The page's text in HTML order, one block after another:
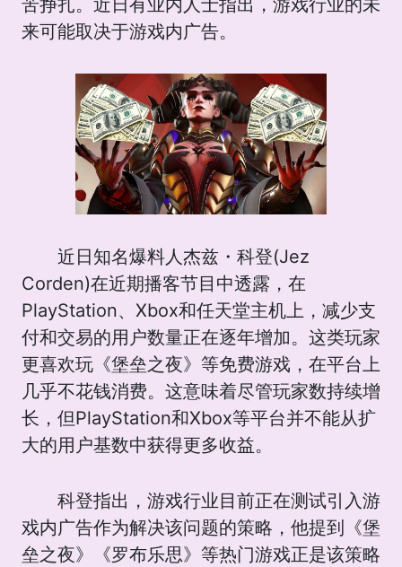
苦挣扎。近日有业内人士指出，游戏行业的未
来可能取决于游戏内广告。
近日知名爆料人杰兹・科登(Jez
Corden)在近期播客节目中透露，在
PlayStation、Xbox和任天堂主机上，减少支
付和交易的用户数量正在逐年增加。这类玩家
更喜欢玩《堡垒之夜》等免费游戏，在平台上
几乎不花钱消费。这意味着尽管玩家数持续增
长，但PlayStation和Xbox等平台并不能从扩
大的用户基数中获得更多收益。
科登指出，游戏行业目前正在测试引入游
戏内广告作为解决该问题的策略，他提到《堡
垒之夜》《罗布乐思》等热门游戏正是该策略